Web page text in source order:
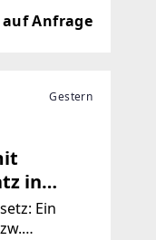
sich ihren
auf Anfrage
Gestern
in
Ein